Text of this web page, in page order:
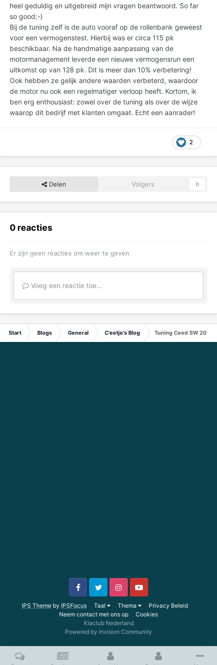
heel geduldig en uitgebreid mijn vragen beantwoord. So far
so good;-)
Bij de tuning zelf is de auto vooraf op de rollenbank geweest
voor een vermogenstest. Hierbij was er circa 115 pk
beschikbaar. Na de handmatige aanpassing van de
motormanagement leverde een nieuwe vermogensrun een
uitkomst op van 128 pk. Dit is meer dan 10% verbetering!
Ook hebben ze gelijk andere waarden verbeterd, waardoor
de motor nu ook een regelmatiger verloop heeft. Kortom, ik
ben erg enthousiast: zowel over de tuning als over de wijze
waarop dit bedrijf met klanten omgaat. Echt een aanrader!
2
Delen Volgers 0
0 reacties
Er zijn geen reacties om weer te geven.
Voeg een reactie toe...
Start Blogs General C'eetje's Blog Tuning Ceed SW 2007
IPS Theme by IPSFocus Taal Thema
Privacy Beleid
Neem contact met ons op
Cookies
Kiaclub Nederland
Powered by Invision Community